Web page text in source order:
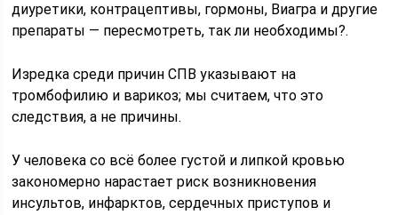
диуретики, контрацептивы, гормоны, Виагра и другие
препараты — пересмотреть, так ли необходимы?.
Изредка среди причин СПВ указывают на
тромбофилию и варикоз; мы считаем, что это
следствия, а не причины.
У человека со всё более густой и липкой кровью
закономерно нарастает риск возникновения
инсультов, инфарктов, сердечных приступов и